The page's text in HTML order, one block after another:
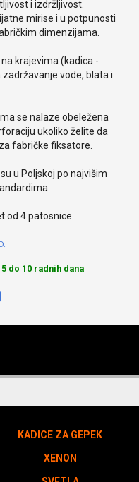
i izdržljivost.
mirise i u potpunosti
dimenzijama.
krajevima (kadica -
vode, blata i
se nalaze obeležena
ukoliko želite da
fabričke fiksatore.
u Poljskoj po najvišim
od 4 patosnice
do 10 radnih dana
KADICE ZA GEPEK
XENON